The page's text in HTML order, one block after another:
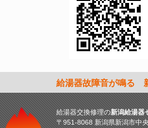
給湯器故障音が鳴る
給湯器交換修理の新潟給湯器
〒951-8068 新潟県新潟市中